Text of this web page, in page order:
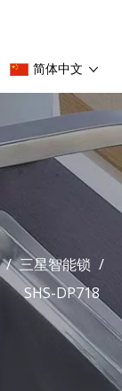
简体中文
/ 三星智能锁 /
SHS-DP718